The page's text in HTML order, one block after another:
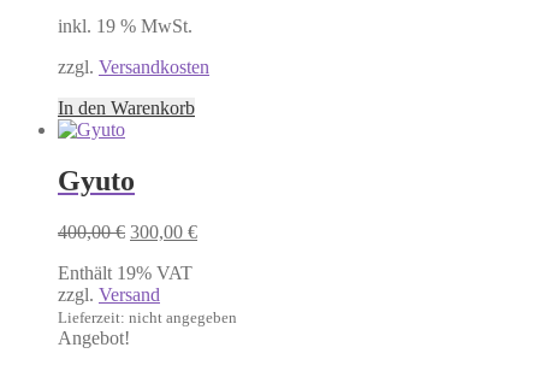
inkl. 19 % MwSt.
zzgl. Versandkosten
In den Warenkorb
Gyuto
400,00€ Ursprünglicher
war:
400,00 €
300,00 €Aktueller
Enthält 19% VAT
zzgl. Versand
Lieferzeit: nicht angegeben
Angebot!